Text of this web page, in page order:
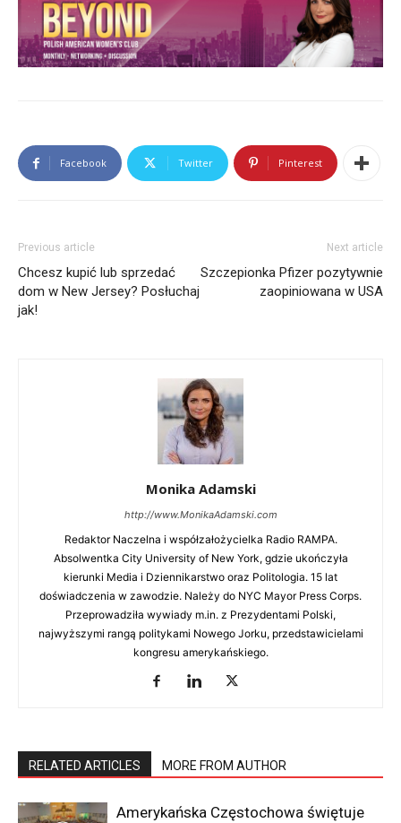
Facebook Twitter Pinterest
Previous article
Chcesz kupić lub sprzedać
dom w New Jersey? Posłuchaj
jak!
Next article
Szczepionka Pfizer pozytywnie
zaopiniowana w USA
Monika Adamski
http://www.MonikaAdamski.com
Redaktor Naczelna i współzałożycielka Radio RAMPA.
Absolwentka City University of New York, gdzie ukończyła
kierunki Media i Dziennikarstwo oraz Politologia. 15 lat
doświadczenia w zawodzie. Należy do NYC Mayor Press Corps.
Przeprowadziła wywiady m.in. z Prezydentami Polski,
najwyższymi rangą politykami Nowego Jorku, przedstawicielami
kongresu amerykańskiego.
RELATED ARTICLES MORE FROM AUTHOR
Amerykańska Częstochowa świętuje